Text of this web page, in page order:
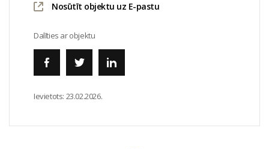
Nosūtīt objektu uz E-pastu
Dalīties ar objektu
Ievietots: 23.02.2026.